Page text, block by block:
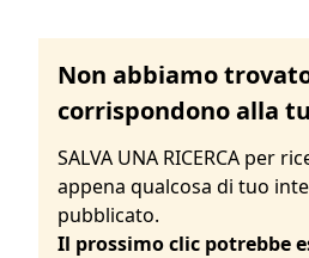
Non abbiamo
corrispondono alla
SALVA UNA RICERCA per
appena qualcosa di tuo
pubblicato.
Il prossimo clic potrebbe